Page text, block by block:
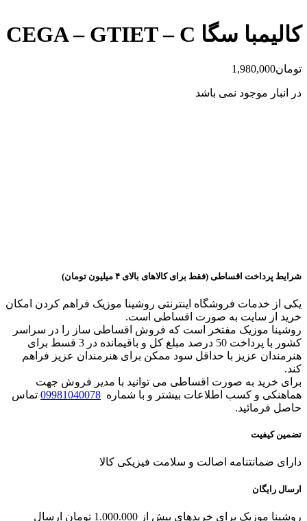
کالیمبا سگا CEGA – GTIET – C
تومان1,980,000
در انبار موجود نمی باشد
شرایط پرداخت اقساطی (فقط برای کالاهای بالای ۴ میلیون تومان)
یکی از خدمات فروشگاه اینترنتی روشینا موزیک فراهم کردن امکان
خرید از سایت به صورت اقساطی است.
روشینا موزیک مفتخر است که فروش اقساطی ساز را در سراسر
کشور با پرداخت 50 درصد مبلغ کل و باقیمانده در 3 قسط برای
هنرمندان عزیز با حداقل سود ممکن برای هنرمندان عزیز فراهم
کند.
برای خرید به صورت اقساطی می توانید با مدیر فروش جهت
هماهنکی و کسب اطلاعات بیشتر و با شماره 09981040078 تماس
حاصل فرمائید.
تضمین کیفیت
دارای ضمانتنامه اصالت و سلامت فیزیکی کالا
ارسال رایگان
روشینا موزیک برای خریدهای بیش از 1.000.000 تومان ارسال